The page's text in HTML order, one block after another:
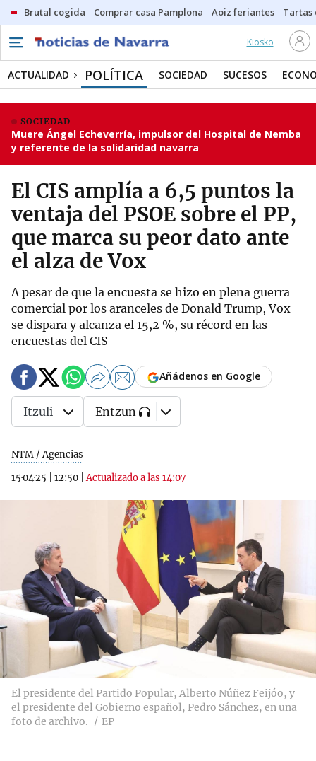
Brutal cogida Comprar casa Pamplona Aoiz feriantes Tartas
Kiosko
ACTUALIDAD POLÍTICA SOCIEDAD SUCESOS
SOCIEDAD
Muere Ángel Echeverría, impulsor del Hospital de Nemba
y referente de la solidaridad navarra
El CIS amplía a 6,5 puntos la
ventaja del PSOE sobre el PP,
que marca su peor dato ante
el alza de Vox
A pesar de que la encuesta se hizo en plena guerra
comercial por los aranceles de Donald Trump, Vox
se dispara y alcanza el 15,2 %, su récord en las
encuestas del CIS
NTM / Agencias
15·04·25
12:50 |Actualizado a las 14:07
Añádenos en Google
Itzuli Entzun
El presidente del Partido Popular, Alberto Núñez Feijóo, y
el presidente del Gobierno español, Pedro Sánchez, en una
foto de archivo.
EP